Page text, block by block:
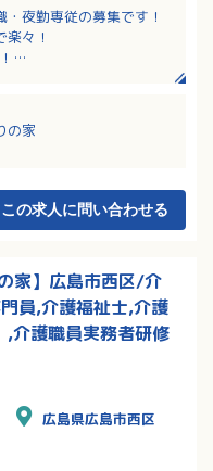
夜勤専従の募集です！
々！
の家
この求人に問い合わせる
家】広島市西区/介
員,介護福祉士,介護
介護職員実務者研修
広島県広島市西区